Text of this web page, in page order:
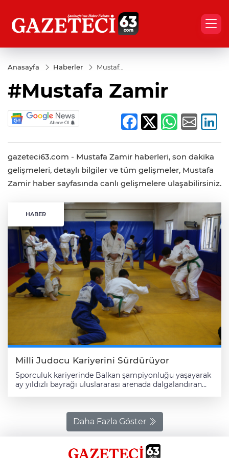
Anasayfa Haberler
Mustafa
#Mustafa Zamir
gazeteci63.com - Mustafa Zamir haberleri, son dakika
gelişmeleri, detaylı bilgiler ve tüm gelişmeler, Mustafa
Zamir haber sayfasında canlı gelişmelere ulaşabilirsiniz.
HABER
Milli Judocu Kariyerini Sürdürüyor
Sporculuk kariyerinde Balkan şampiyonluğu yaşayarak
ay yıldızlı bayrağı uluslararası arenada dalgalandıran
yıl önce başlayan 25 yaşındaki Ravi, kariyerinde Balkan
şampiyonluğunun yanı sıra 3 Türkiye şampiyonluğu
yaşadı, ayrıca sporculuk döneminde 4 Türkiye ikinciliği
ve 2 ulusal şampiyona üçüncülüğü elde etti. Dört yıl
önce Şanlıurfa Büyükşehir Belediye Spor Kulübünde
Daha Fazla Göster